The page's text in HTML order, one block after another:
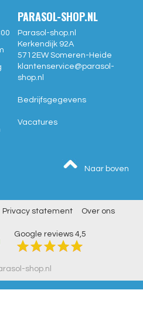
PARASOL-SHOP.NL
Parasol-shop.nl
Kerkendijk 92A
5712EW Someren-Heide
klantenservice@parasol-
shop.nl
Bedrijfsgegevens
Vacatures
Naar boven
Privacy statement Over ons
Google reviews 4,5
shop.nl